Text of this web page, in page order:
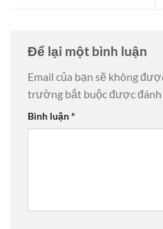
Để lại một bình luận
Email của bạn sẽ không
trường bắt buộc được đánh
Bình luận*